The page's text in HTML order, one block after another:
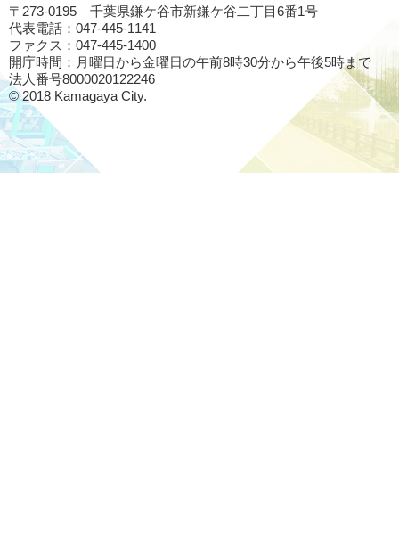
〒273-0195 千葉県鎌ケ谷市新鎌ケ谷二丁目6番1号
代表電話：047-445-1141
ファクス：047-445-1400
開庁時間：月曜日から金曜日の午前8時30分から午後5時まで
法人番号8000020122246
© 2018 Kamagaya City.